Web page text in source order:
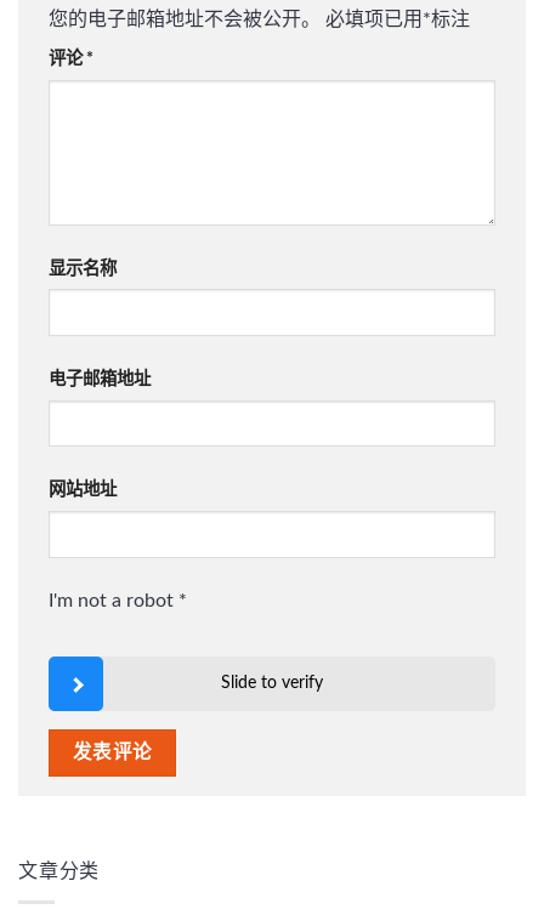
您的电子邮箱地址不会被公开。 必填项已用 *标注
评论 *
显示名称
电子邮箱地址
网站地址
I'm not a robot *
Slide to verify
文章分类